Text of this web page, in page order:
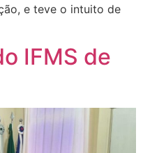
e teve o intuito de
IFMS de